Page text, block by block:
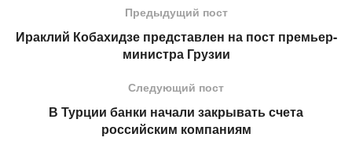
Предыдущий пост
Ираклий Кобахидзе представлен на пост премьер-
министра Грузии
Следующий пост
В Турции банки начали закрывать счета
российским компаниям